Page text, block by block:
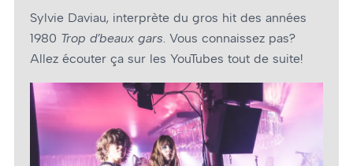
Sylvie Daviau, interprète du gros hit des années
1980 Trop d’beaux gars. Vous connaissez pas?
Allez écouter ça sur les YouTubes tout de suite!